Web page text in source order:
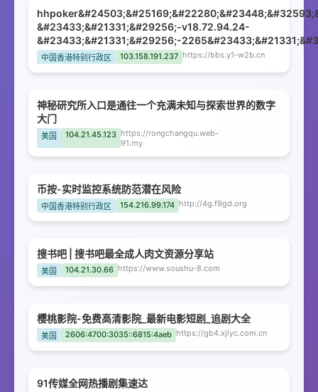
&#23433;&#21331;&#29256;-v18.72.94.24-
&#23433;&#21331;&#29256;-
中国香港特别行政区 103.158.191.237 https://bbs.y1-w2b.cn
神秘研究所入口是通往一个充满未知与探索世界的数字
大门
美国 104.21.45.123 https://rongchangqu.web-
91.my
币按-实时监控系统防范潜在风险
中国香港特别行政区 154.216.99.174 http://4g.f9gd.org
搜书吧 | 搜书吧最全成人肉文资源分享站
美国 104.21.30.66 https://www.soushu-8.com
樱桃影院-免费高清影院_最新电影短剧_追剧大全
美国 2606:4700:3035::6815:4aeb https://gb4.xjlyc.com.cn
91传媒全网热播剧集速达